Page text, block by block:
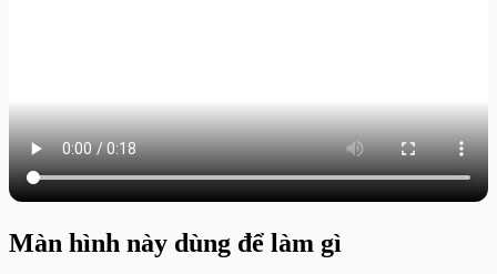
Màn hình này dùng để làm gì